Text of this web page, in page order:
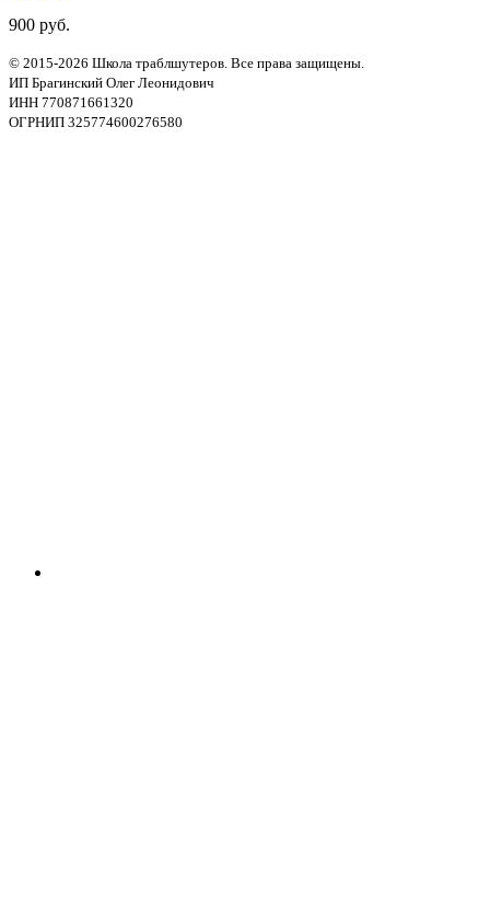
900 руб.
© 2015-2026 Школа траблшутеров. Все права защищены.
ИП Брагинский Олег Леонидович
ИНН 770871661320
ОГРНИП 325774600276580